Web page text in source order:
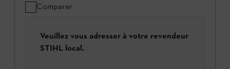
Comparer
Veuillez vous adresser à votre revendeur
STIHL local.